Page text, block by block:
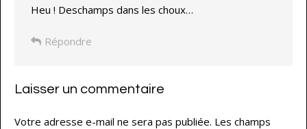
Heu ! Deschamps dans les choux…
Répondre
Laisser un commentaire
Votre adresse e-mail ne sera pas publiée. Les champs